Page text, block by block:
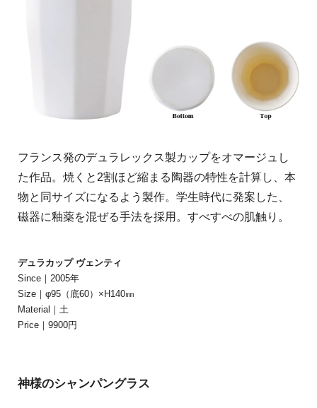
フランス発のデュラレックス製カップをオマージュし
た作品。焼くと2割ほど縮まる陶器の特性を計算し、本
物と同サイズになるよう製作。学生時代に発案した、
磁器に釉薬を混ぜる手法を採用。すべすべの肌触り。
デュラカップ ヴェンティ
Since｜2005年
Size｜φ95（底60）×H140㎜
Material｜土
Price｜9900円
神様のシャンパングラス